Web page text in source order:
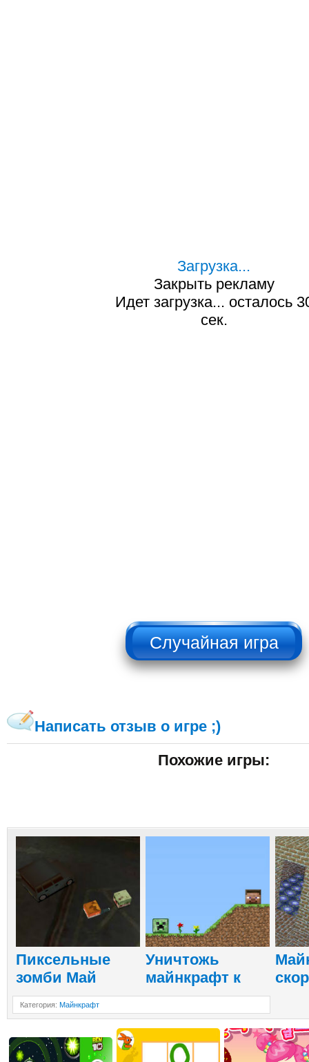
Загрузка...
Закрыть рекламу
Идет загрузка... осталось
сек.
НЕ НАЖИМАТЬ!!!
Написать отзыв о игре ;)
Похожие игры:
Пиксельные
зомби Май
Уничтожь
майнкрафт к
Категория: Майнкрафт